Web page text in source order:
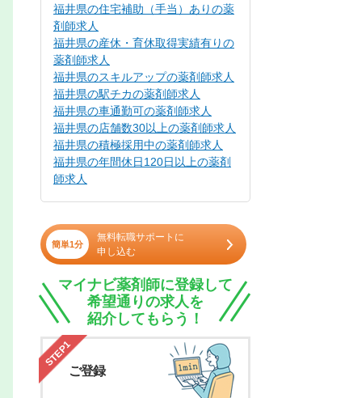
福井県の住宅補助（手当）ありの薬
剤師求人
福井県の産休・育休取得実績有りの
薬剤師求人
福井県のスキルアップの薬剤師求人
福井県の駅チカの薬剤師求人
福井県の車通勤可の薬剤師求人
福井県の店舗数30以上の薬剤師求人
福井県の積極採用中の薬剤師求人
福井県の年間休日120日以上の薬剤
師求人
簡単1分
無料転職サポートに
申し込む
マイナビ薬剤師に登録して
希望通りの求人を
紹介してもらう！
STEP1
ご登録